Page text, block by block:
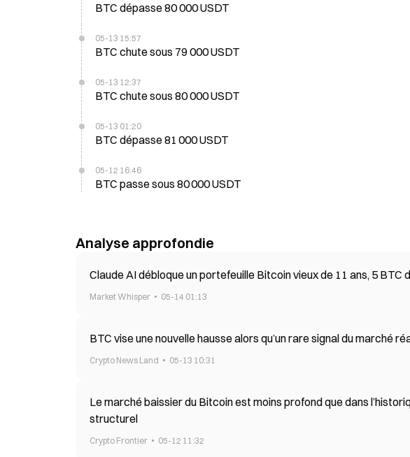
BTC dépasse 80 000 USDT
05-13 15:57
BTC chute sous 79 000 USDT
05-13 12:37
BTC chute sous 80 000 USDT
05-13 01:20
BTC dépasse 81 000 USDT
05-12 16:46
BTC passe sous 80 000 USDT
Analyse approfondie
Claude AI débloque un portefeuille Bitcoin vieux de 11 ans, 5 BTC
Market Whisper 05-14 01:13
BTC vise une nouvelle hausse alors qu’un rare signal du marché
Crypto News Land 05-13 10:31
Le marché baissier du Bitcoin est moins profond que dans
structurel
Crypto Frontier 05-12 11:32